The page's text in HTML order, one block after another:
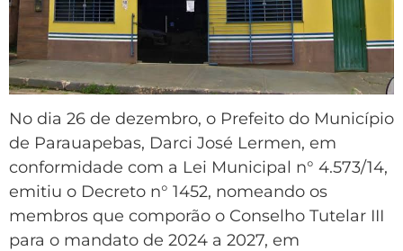
No dia 26 de dezembro, o Prefeito do Município
de Parauapebas, Darci José Lermen, em
conformidade com a Lei Municipal n° 4.573/14,
emitiu o Decreto n° 1452, nomeando os
membros que comporão o Conselho Tutelar III
para o mandato de 2024 a 2027, em